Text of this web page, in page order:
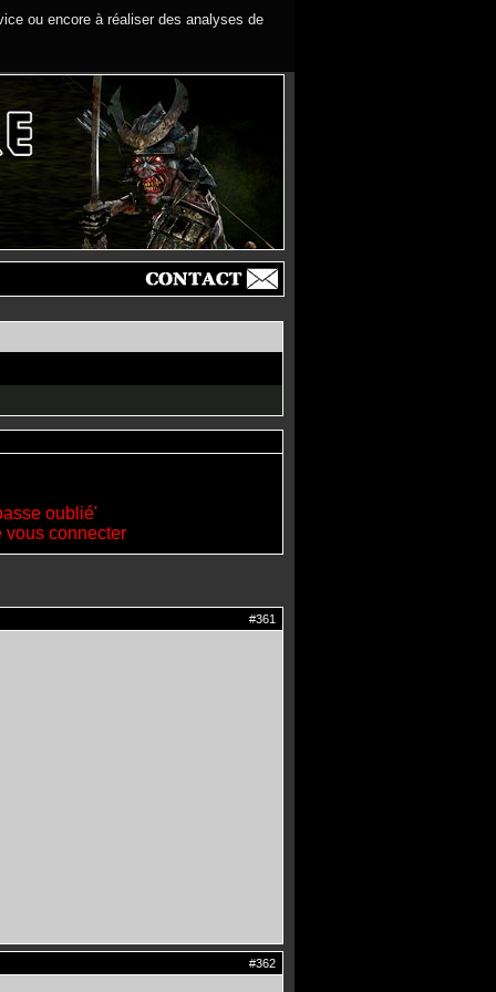
ou encore à réaliser des analyses de
oublié'
vous connecter
#361
#362